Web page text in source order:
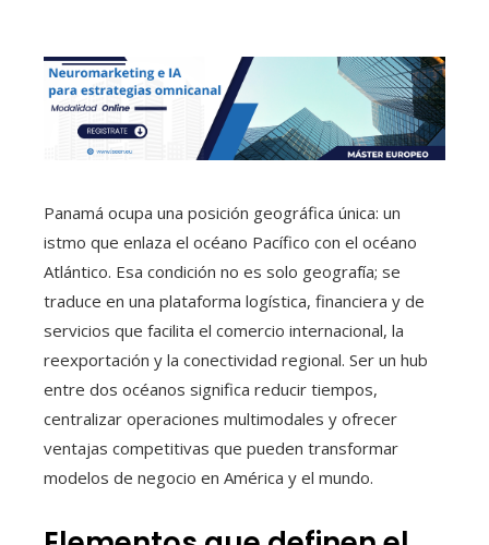
Panamá ocupa una posición geográfica única: un
istmo que enlaza el océano Pacífico con el océano
Atlántico. Esa condición no es solo geografía; se
traduce en una plataforma logística, financiera y de
servicios que facilita el comercio internacional, la
reexportación y la conectividad regional. Ser un hub
entre dos océanos significa reducir tiempos,
centralizar operaciones multimodales y ofrecer
ventajas competitivas que pueden transformar
modelos de negocio en América y el mundo.